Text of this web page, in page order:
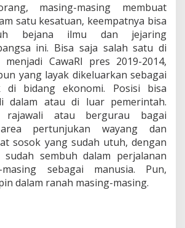
masing-masing membuat
satu kesatuan, keempatnya bisa
bejana ilmu dan jejaring
ini. Bisa saja salah satu di
CawaRI pres 2019-2014,
yang layak dikeluarkan sebagai
bidang ekonomi. Posisi bisa
dalam atau di luar pemerintah.
rajawali atau bergurau bagai
pertunjukan wayang dan
sosok yang sudah utuh, dengan
sembuh dalam perjalanan
sebagai manusia. Pun,
dalam ranah masing-masing.